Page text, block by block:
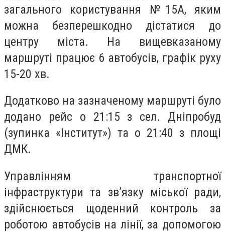
загального користування №15А, яким
можна безперешкодно дістатися до
центру міста. На вищевказаному
маршруті працює 6 автобусів, графік руху
15-20 хв.
Додатково на зазначеному маршруті було
додано рейс о 21:15 з сел. Дніпробуд
(зупинка «Інститут») та о 21:40 з площі
ДМК.
Управлінням транспортної
інфраструктури та зв’язку міської ради,
здійснюється щоденний контроль за
роботою автобусів на лінії, за допомогою